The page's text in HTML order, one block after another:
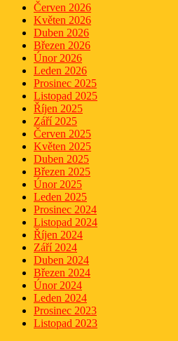
Červen 2026
Květen 2026
Duben 2026
Březen 2026
Únor 2026
Leden 2026
Prosinec 2025
Listopad 2025
Říjen 2025
Září 2025
Červen 2025
Květen 2025
Duben 2025
Březen 2025
Únor 2025
Leden 2025
Prosinec 2024
Listopad 2024
Říjen 2024
Září 2024
Duben 2024
Březen 2024
Únor 2024
Leden 2024
Prosinec 2023
Listopad 2023